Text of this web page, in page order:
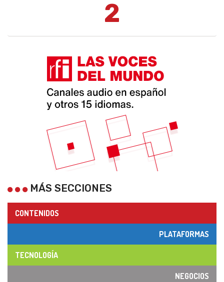
2
MÁS SECCIONES
CONTENIDOS
PLATAFORMAS
TECNOLOGÍA
NEGOCIOS